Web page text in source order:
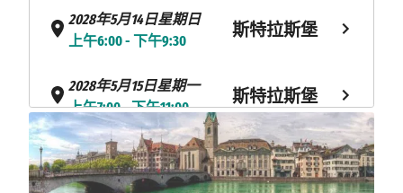
2028年5月14日星期日
上午6:00 - 下午9:30
斯特拉斯堡
2028年5月15日星期一
上午7:00 - 下午11:00
斯特拉斯堡
2028年5月16日星期二
上午8:30 - 下午10:30
施派尔